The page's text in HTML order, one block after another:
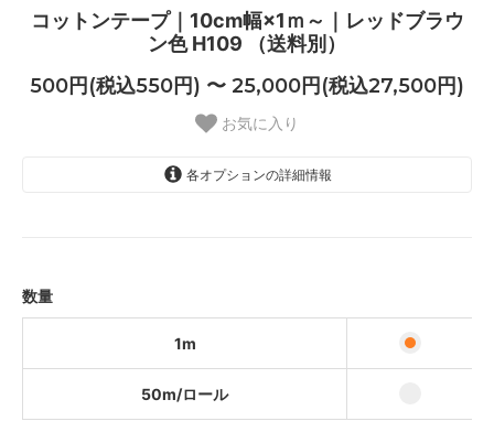
コットンテープ｜10cm幅×1ｍ～｜レッドブラウ
ン色 H109 （送料別）
500円(税込550円) 〜 25,000円(税込27,500円)
お気に入り
各オプションの詳細情報
数量
1m
50m/ロール